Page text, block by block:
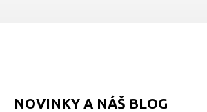
NOVINKY A NÁŠ BLOG